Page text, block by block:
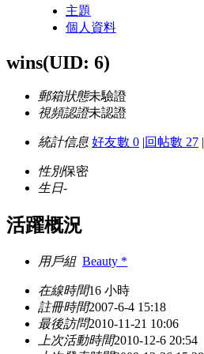
主題
個人資料
wins(UID: 6)
郵箱狀態未驗證
視頻認證未認證
統計信息 好友數 0 |回帖數 27 |
性別保密
生日-
活躍概況
用戶組 Beauty *
在線時間16 小時
註冊時間2007-6-4 15:18
最後訪問2010-11-21 10:06
上次活動時間2010-12-6 20:54